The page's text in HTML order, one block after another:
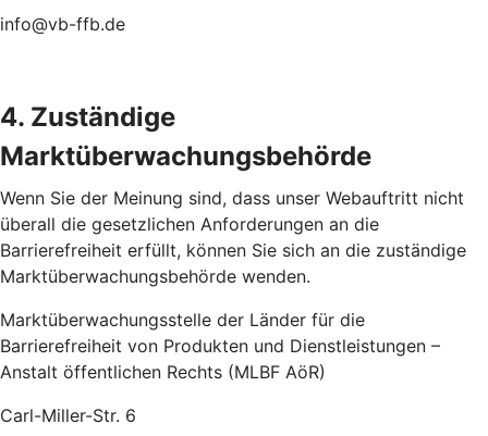
info@vb-ffb.de
4. Zuständige
Marktüberwachungsbehörde
Wenn Sie der Meinung sind, dass unser Webauftritt nicht
überall die gesetzlichen Anforderungen an die
Barrierefreiheit erfüllt, können Sie sich an die zuständige
Marktüberwachungsbehörde wenden.
Marktüberwachungsstelle der Länder für die
Barrierefreiheit von Produkten und Dienstleistungen –
Anstalt öffentlichen Rechts (MLBF AöR)
Carl-Miller-Str. 6